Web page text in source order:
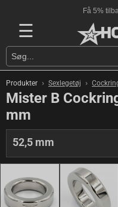
Få 5%
☰
Produkter › Sexlegetøj ›
Mister B
mm
52,5 mm